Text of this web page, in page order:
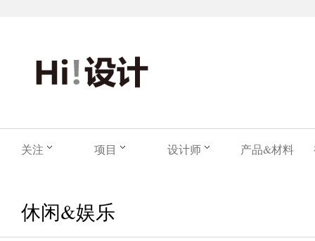
关注 项目 设计师 产品&材料
休闲&娱乐